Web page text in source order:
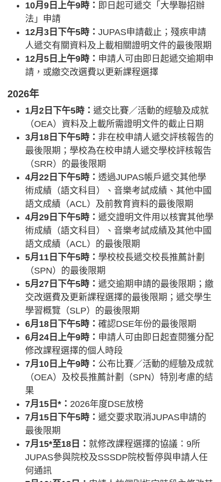
10月9日上午9時： 即日起可遞交「大學聯招辦
法」申請
12月3日下午5時： JUPAS申請截止；殘疾申請
人遞交有關資料及上載相關證明文件的最後限期
12月5日上午9時： 申請人可由即日起遞交逾期申
請，或繳交改選費以更新課程選擇
2026年
1月2日下午5時： 遞交比賽／活動的經驗及成就
（OEA）資料及上載所需證明文件的截止日期
3月18日下午5時： 非在校申請人遞交評核報告的
最後限期；學校為在校申請人遞交學校評核報告
（SRR）的最後限期
4月22日下午5時： 透過JUPAS帳戶遞交其他學
術成績（語文科目）、音樂考試成績、其他中國
語文成績（ACL）及前教育資料的最後限期
4月29日下午5時： 遞交證明文件用以核實其他學
術成績（語文科目）、音樂考試成績及其他中國
語文成績（ACL）的最後限期
5月11日下午5時： 學校校長遞交校長推薦計劃
（SPN）的最後限期
5月27日下午5時： 遞交逾期申請的最後限期；繳
交改選費及更新課程選擇的最後限期；遞交學生
學習概覽（SLP）的最後限期
6月18日下午5時： 確認DSE年份的最後限期
6月24日上午9時： 申請人可由即日起查閱獲分配
修改課程選擇的個人時段
7月10日上午9時： 公布比賽／活動的經驗及成就
（OEA）及校長推薦計劃（SPN）特別考慮的結
果
7月15日*： 2026年度DSE放榜
7月15日下午5時： 遞交要求取消JUPAS申請的
最後限期
7月15*至18日： 就修改課程選擇的協議：9所
JUPAS參與院校及SSSDP院校暫停與申請人任
何通訊